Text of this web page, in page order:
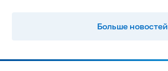
Больше новостей